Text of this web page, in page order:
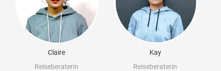
Claire
Reiseberaterin
Kay
Reiseberaterin